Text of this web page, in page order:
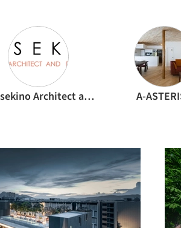
Junsekino Architect and Design A-